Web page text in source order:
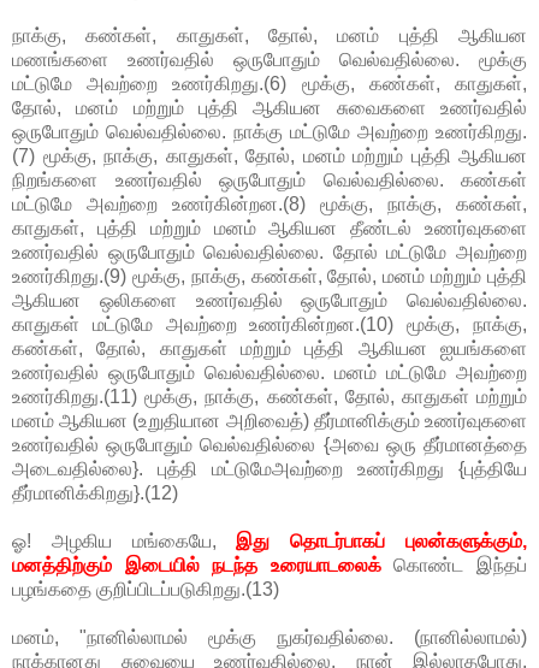
நாக்கு, கண்கள், காதுகள், தோல், மனம் புத்தி ஆகியன
மணங்களை உணர்வதில் ஒருபோதும் வெல்வதில்லை. மூக்கு
மட்டுமே அவற்றை உணர்கிறது.(6) மூக்கு, கண்கள், காதுகள்,
தோல், மனம் மற்றும் புத்தி ஆகியன சுவைகளை உணர்வதில்
ஒருபோதும் வெல்வதில்லை. நாக்கு மட்டுமே அவற்றை உணர்கிறது.
(7) மூக்கு, நாக்கு, காதுகள், தோல், மனம் மற்றும் புத்தி ஆகியன
நிறங்களை உணர்வதில் ஒருபோதும் வெல்வதில்லை. கண்கள்
மட்டுமே அவற்றை உணர்கின்றன.(8) மூக்கு, நாக்கு, கண்கள்,
காதுகள், புத்தி மற்றும் மனம் ஆகியன தீண்டல் உணர்வுகளை
உணர்வதில் ஒருபோதும் வெல்வதில்லை. தோல் மட்டுமே அவற்றை
உணர்கிறது.(9) மூக்கு, நாக்கு, கண்கள், தோல், மனம் மற்றும் புத்தி
ஆகியன ஒலிகளை உணர்வதில் ஒருபோதும் வெல்வதில்லை.
காதுகள் மட்டுமே அவற்றை உணர்கின்றன.(10) மூக்கு, நாக்கு,
கண்கள், தோல், காதுகள் மற்றும் புத்தி ஆகியன ஐயங்களை
உணர்வதில் ஒருபோதும் வெல்வதில்லை. மனம் மட்டுமே அவற்றை
உணர்கிறது.(11) மூக்கு, நாக்கு, கண்கள், தோல், காதுகள் மற்றும்
மனம் ஆகியன (உறுதியான அறிவைத்) தீர்மானிக்கும் உணர்வுகளை
உணர்வதில் ஒருபோதும் வெல்வதில்லை {அவை ஒரு தீர்மானத்தை
அடைவதில்லை}. புத்தி மட்டுமேஅவற்றை உணர்கிறது {புத்தியே
தீர்மானிக்கிறது}.(12)
ஓ! அழகிய மங்கையே,இது தொடர்பாகப் புலன்களுக்கும்,
மனத்திற்கும் இடையில் நடந்த உரையாடலைக்கொண்ட இந்தப்
பழங்கதை குறிப்பிடப்படுகிறது.(13)
மனம், "நானில்லாமல் மூக்கு நுகர்வதில்லை. (நானில்லாமல்)
நாக்கானது சுவையை உணர்வதில்லை. நான் இல்லாதபோது,